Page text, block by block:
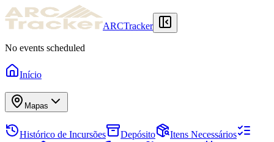
ARCTracker
No events scheduled
Início
Mapas
Histórico de Incursões Depósito
Itens Necessários